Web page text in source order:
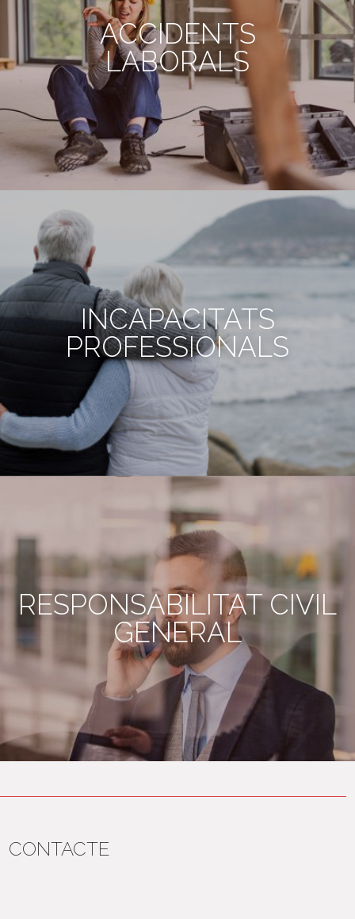
ACCIDENTS
LABORALS
INCAPACITATS
PROFESSIONALS
RESPONSABILITAT CIVIL
GENERAL
CONTACTE